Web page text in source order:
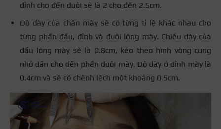
đỉnh cho đến đuôi sẽ là 2 cho đến 2.5cm.
Độ dày của chân mày sẽ có từng tỉ lệ khác nhau cho
từng phần đầu, đỉnh và đuôi lông mày. Chiều dày của
đầu lông mày sẽ là 0.8cm, kéo theo hình vòng cung
nhỏ dần cho đến phần đuôi mày. Độ dày ở đỉnh mày là
0.4cm và sẽ có chênh lệch một khoảng 0.5cm.